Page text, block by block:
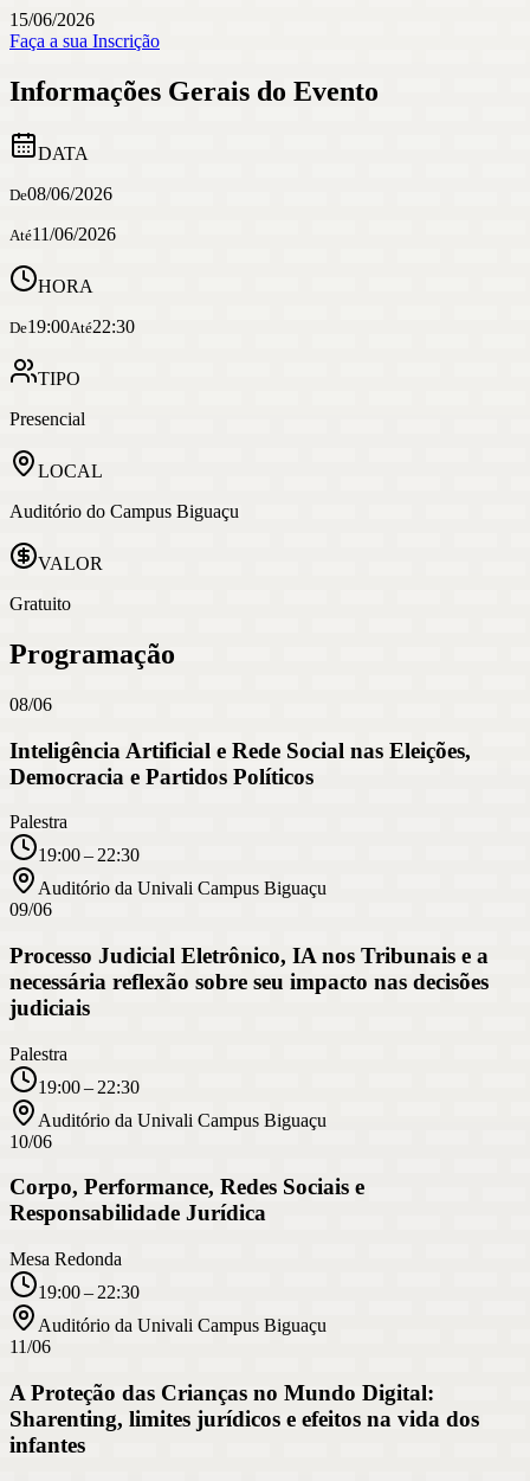
15/06/2026
Faça a sua Inscrição
Informações Gerais do Evento
DATA
De08/06/2026
Até11/06/2026
HORA
De19:00Até22:30
TIPO
Presencial
LOCAL
Auditório do Campus Biguaçu
VALOR
Gratuito
Programação
08/06
Inteligência Artificial e Rede Social nas Eleições,
Democracia e Partidos Políticos
Palestra
19:00 – 22:30
Auditório da Univali Campus Biguaçu
09/06
Processo Judicial Eletrônico, IA nos Tribunais e a
necessária reflexão sobre seu impacto nas decisões
judiciais
Palestra
19:00 – 22:30
Auditório da Univali Campus Biguaçu
10/06
Corpo, Performance, Redes Sociais e
Responsabilidade Jurídica
Mesa Redonda
19:00 – 22:30
Auditório da Univali Campus Biguaçu
11/06
A Proteção das Crianças no Mundo Digital:
Sharenting, limites jurídicos e efeitos na vida dos
infantes